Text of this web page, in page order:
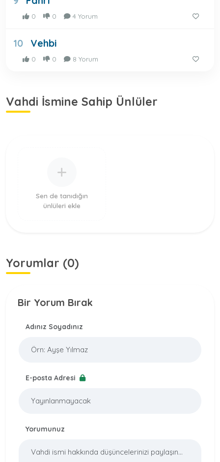
0 0 4 Yorum
10 Vehbi
0 0 8 Yorum
Vahdi İsmine Sahip Ünlüler
Sen de tanıdığın
ünlüleri ekle
Yorumlar (0)
Bir Yorum Bırak
Adınız Soyadınız
E-posta Adresi
Yorumunuz